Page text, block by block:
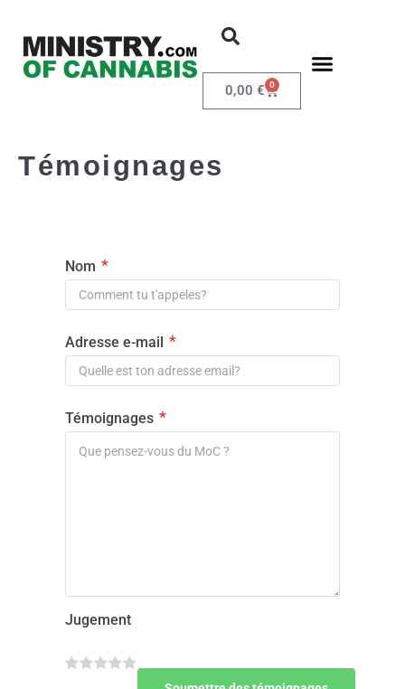
0,00 € 0
Témoignages
Nom *
Adresse e-mail *
Témoignages *
Jugement